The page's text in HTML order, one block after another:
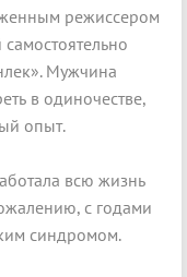
режиссером
Мужчина
в одиночестве,
опыт.
всю жизнь
с годами
синдромом.